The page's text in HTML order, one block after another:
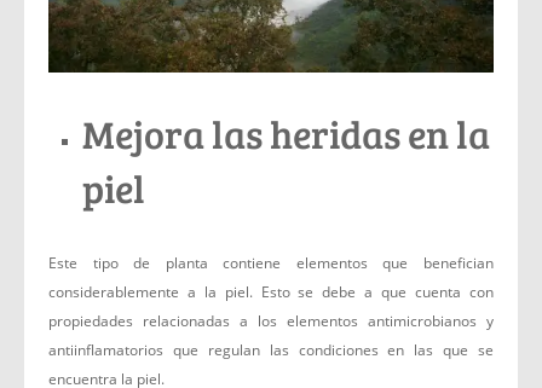
Mejora las heridas en la
piel
Este tipo de planta contiene elementos que benefician
considerablemente a la piel. Esto se debe a que cuenta con
propiedades relacionadas a los elementos antimicrobianos y
antiinflamatorios que regulan las condiciones en las que se
encuentra la piel.